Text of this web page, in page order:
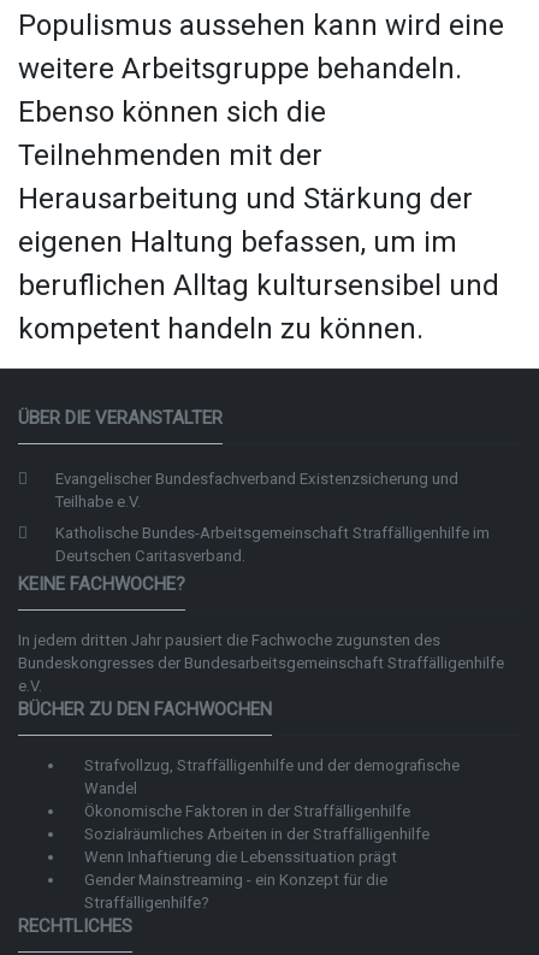
Populismus aussehen kann wird eine
weitere Arbeitsgruppe behandeln.
Ebenso können sich die
Teilnehmenden mit der
Herausarbeitung und Stärkung der
eigenen Haltung befassen, um im
beruflichen Alltag kultursensibel und
kompetent handeln zu können.
ÜBER DIE VERANSTALTER
Evangelischer Bundesfachverband Existenzsicherung und
Teilhabe e.V.
Katholische Bundes-Arbeitsgemeinschaft Straffälligenhilfe im
Deutschen Caritasverband.
KEINE FACHWOCHE?
In jedem dritten Jahr pausiert die Fachwoche zugunsten des
Bundeskongresses der Bundesarbeitsgemeinschaft Straffälligenhilfe
e.V.
BÜCHER ZU DEN FACHWOCHEN
Strafvollzug, Straffälligenhilfe und der demografische
Wandel
Ökonomische Faktoren in der Straffälligenhilfe
Sozialräumliches Arbeiten in der Straffälligenhilfe
Wenn Inhaftierung die Lebenssituation prägt
Gender Mainstreaming - ein Konzept für die
Straffälligenhilfe?
RECHTLICHES